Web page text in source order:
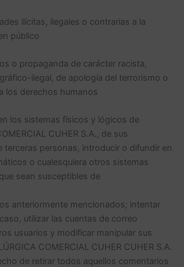
ilícitas, ilegales o contrarias a la
público
o propaganda de carácter racista,
ilegal, de apología del terrorismo o
los derechos humanos
los sistemas físicos y lógicos de
CUHER S.A., de sus
terceras personas, introducir o difundir en
o cualesquiera otros sistemas
sean susceptibles de
anteriormente mencionados; intentar
utilizar las cuentas de correo
usuarios y modificar manipular sus
COMERCIAL CUHER CUHER S.A.
de retirar todos aquellos comentarios